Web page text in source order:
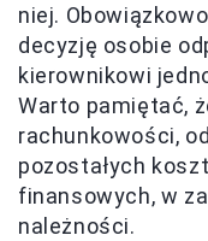
niej.
decyzję osobie
kierownikowi
Warto pamiętać,
rachunkowości,
pozostałych
finansowych, w
należności.